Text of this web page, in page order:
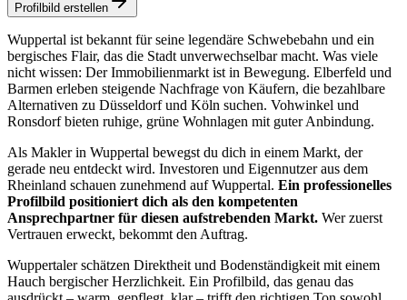
Profilbild erstellen
Wuppertal ist bekannt für seine legendäre Schwebebahn und ein
bergisches Flair, das die Stadt unverwechselbar macht. Was viele
nicht wissen: Der Immobilienmarkt ist in Bewegung. Elberfeld und
Barmen erleben steigende Nachfrage von Käufern, die bezahlbare
Alternativen zu Düsseldorf und Köln suchen. Vohwinkel und
Ronsdorf bieten ruhige, grüne Wohnlagen mit guter Anbindung.
Als Makler in Wuppertal bewegst du dich in einem Markt, der
gerade neu entdeckt wird. Investoren und Eigennutzer aus dem
Rheinland schauen zunehmend auf Wuppertal. Ein professionelles
Profilbild positioniert dich als den kompetenten
Ansprechpartner für diesen aufstrebenden Markt. Wer zuerst
Vertrauen erweckt, bekommt den Auftrag.
Wuppertaler schätzen Direktheit und Bodenständigkeit mit einem
Hauch bergischer Herzlichkeit. Ein Profilbild, das genau das